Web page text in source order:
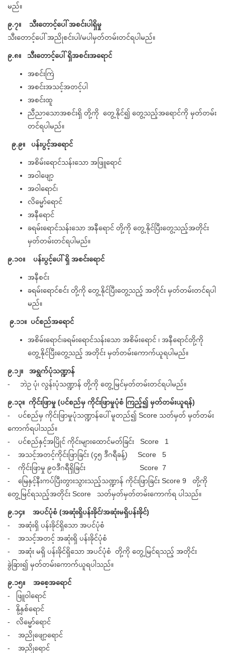
မည်။
၉.၇။ သီးတောင့်ပေါ် အစင်းပါရှိမှု
သီးတောင့်ပေါ် အညိုစင်းပါ/မပါမှတ်တမ်းတင်ရပါမည်။
၉.၈။ သီးတောင့်ပေါ်ရှိအစင်းအရောင်
အစင်းကြဲ
အစင်းအသင့်အတင့်ပါ
အစင်းထူ
ညီညာသောအစင်းရှိ တို့ကို တွေ့နိုင်၍ တွေ့သည့်အရောင်ကို မှတ်တမ်း
တင်ရပါမည်။
၉.၉။ ပန်းပွင့်အရောင်
အစိမ်းရောင်သန်းသော အဖြူရောင်
အဝါဖျော့
အဝါရောင်၊
လိမ္မော်ရောင်
အနီရောင်
ခရမ်းရောင်သန်းသော အနီရောင် တို့ကို တွေ့နိုင်ပြီးတွေ့သည့်အတိုင်း
မှတ်တမ်းတင်ရပါမည်။
၉.၁၀။ ပန်းပွင့်ပေါ်ရှိ အစင်းရောင်
အနီစင်း
ခရမ်းရောင်စင်း တို့ကို တွေ့နိုင်ပြီးတွေ့သည့် အတိုင်း မှတ်တမ်းတင်ရပါ
မည်။
၉.၁၁။ ပင်စည်အရောင်
အစိမ်းရောင်၊ခရမ်းရောင်သန်းသော အစိမ်းရောင် ၊ အနီရောင်တို့ကို
တွေ့နိုင်ပြီးတွေ့သည့် အတိုင်း မှတ်တမ်းကောက်ယူရပါမည်။
၉.၁၂။ အရွက်ပုံသဏ္ဍာန်
- ဘဲဥ ပုံ၊ လွန်းပုံသဏ္ဍာန် တို့ကို တွေ့မြင်မှတ်တမ်းတင်ရပါမည်။
၉.၁၃။ ကိုင်းဖြာမှု (ပင်စည်မှ ကိုင်းဖြာမှုပုံစံ ကြည့်၍ မှတ်တမ်းယူရန်)
- ပင်စည်မှ ကိုင်းဖြာမှုပုံသဏ္ဍာန်ပေါ် မူတည်၍ Score သတ်မှတ် မှတ်တမ်း
ကောက်ရပါသည်။
- ပင်စည်နှင့်အပြိုင် ကိုင်းများထောင်မတ်ခြင်း Score 1
- အသင့်အတင့်ကိုင်းဖြာခြင်း (၄၅ ဒီဂရီခန့်) Score 5
- ကိုင်းဖြာမှု ၉၀ဒီဂရီရှိခြင်း Score 7
- မြေနှင့်နီးကပ်ပြီးတွားသွားသည့်သဏ္ဍာန် ကိုင်းဖြာခြင်း Score 9 တို့ကို
တွေ့မြင်ရသည့်အတိုင်း Score သတ်မှတ်မှတ်တမ်းကောက်ရ ပါသည်။
၉.၁၄။ အပင်ပုံစံ (အဆုံးရှိပန်းခိုင်/အဆုံးမရှိပန်းခိုင်)
- အဆုံးရှိ ပန်းခိုင်ရှိသော အပင်ပုံစံ
- အသင့်အတင့် အဆုံးရှိ ပန်းခိုင်ပုံစံ
- အဆုံး မရှိ ပန်းခိုင်ရှိသော အပင်ပုံစံ တို့ကို တွေ့မြင်ရသည့် အတိုင်း
ခွဲခြား၍ မှတ်တမ်းကောက်ယူရပါသည်။
၉.၁၅။ အစေ့အရောင်
- ဖြူဝါရောင်
- နို့နှစ်ရောင်
- လိမ္မော်ရောင်
- အညိုဖျော့ရောင်
- အညိုရောင်